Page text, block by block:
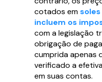
cotados emsoles
incluem os
com a legislação
obrigação de
cumprida apenas
verificado a
em suas contas.